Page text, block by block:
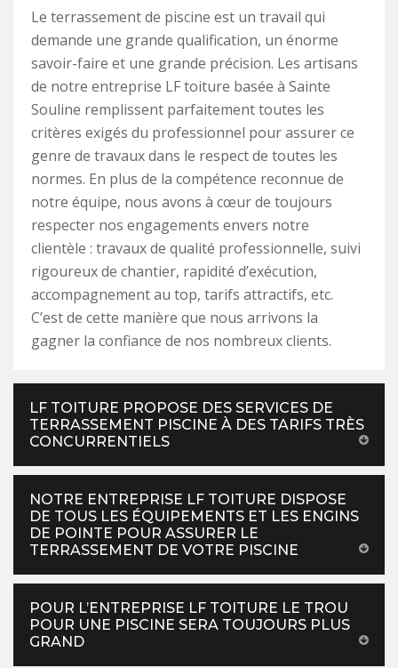
Le terrassement de piscine est un travail qui
demande une grande qualification, un énorme
savoir-faire et une grande précision. Les artisans
de notre entreprise LF toiture basée à Sainte
Souline remplissent parfaitement toutes les
critères exigés du professionnel pour assurer ce
genre de travaux dans le respect de toutes les
normes. En plus de la compétence reconnue de
notre équipe, nous avons à cœur de toujours
respecter nos engagements envers notre
clientèle : travaux de qualité professionnelle, suivi
rigoureux de chantier, rapidité d’exécution,
accompagnement au top, tarifs attractifs, etc.
C’est de cette manière que nous arrivons la
gagner la confiance de nos nombreux clients.
LF TOITURE PROPOSE DES SERVICES DE
TERRASSEMENT PISCINE À DES TARIFS TRÈS
CONCURRENTIELS
NOTRE ENTREPRISE LF TOITURE DISPOSE
DE TOUS LES ÉQUIPEMENTS ET LES ENGINS
DE POINTE POUR ASSURER LE
TERRASSEMENT DE VOTRE PISCINE
POUR L’ENTREPRISE LF TOITURE LE TROU
POUR UNE PISCINE SERA TOUJOURS PLUS
GRAND